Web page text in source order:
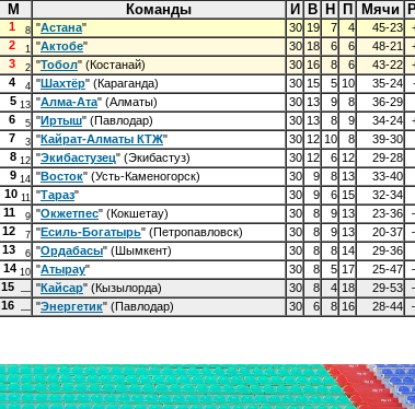
М Команды И В Н П Мячи
1 8 "Астана" 30 19 7 4 45-23
2
1 "Актобе" 30 18 6 6 48-21
3
2 "Тобол" (Костанай) 30 16 8 6 43-22
4
4 "Шахтёр" (Караганда) 30 15 5 10 35-24
5 13 "Алма-Ата" (Алматы) 30 13 9 8 36-29
6
5 "Иртыш" (Павлодар) 30 13 8 9 34-24
7
3 "Кайрат-Алматы КТЖ" 30 12 10 8 39-30
8 12 "Экибастузец" (Экибастуз) 30 12 6 12 29-28
9 14 "Восток" (Усть-Каменогорск) 30 9 8 13 33-40
10 11 "Тараз" 30 9 6 15 32-34
11
9 "Окжетпес" (Кокшетау) 30 8 9 13 23-36
12
7 "Есиль-Богатырь" (Петропавловск) 30 8 9 13 20-37
13
6 "Ордабасы" (Шымкент) 30 8 8 14 29-36
14 10 "Атырау" 30 8 5 17 25-47
15 — "Кайсар" (Кызылорда) 30 8 4 18 29-53
16 — "Энергетик" (Павлодар) 30 6 8 16 28-44